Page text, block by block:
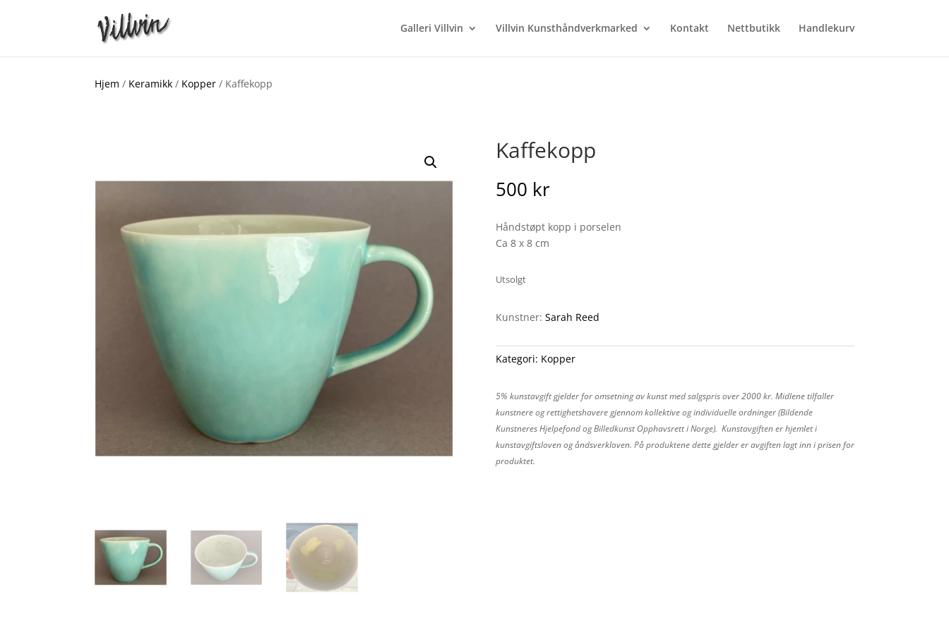
Galleri Villvin Villvin Kunsthåndverkmarked Kontakt Nettbutikk Handlekurv
Hjem / Keramikk / Kopper / Kaffekopp
Kaffekopp
500 kr
Håndstøpt kopp i porselen
Ca 8 x 8 cm
Utsolgt
Kunstner: Sarah Reed
Kategori: Kopper
5% kunstavgift gjelder for omsetning av kunst med salgspris over 2000 kr. Midlene tilfaller
kunstnere og rettighetshavere gjennom kollektive og individuelle ordninger (Bildende
Kunstneres Hjelpefond og Billedkunst Opphavsrett i Norge). Kunstavgiften er hjemlet i
kunstavgiftsloven og åndsverkloven. På produktene dette gjelder er avgiften lagt inn i prisen for
produktet.